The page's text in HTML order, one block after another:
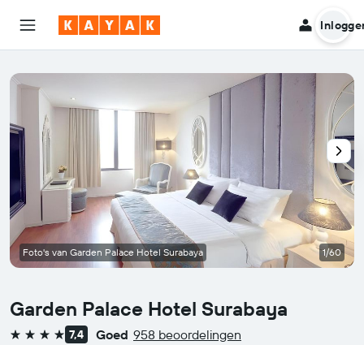
Garden Palace Hotel Surabaya
4 sterren 7,4 Goed 958 beoordelingen
Foto's van Garden Palace Hotel Surabaya 1/60